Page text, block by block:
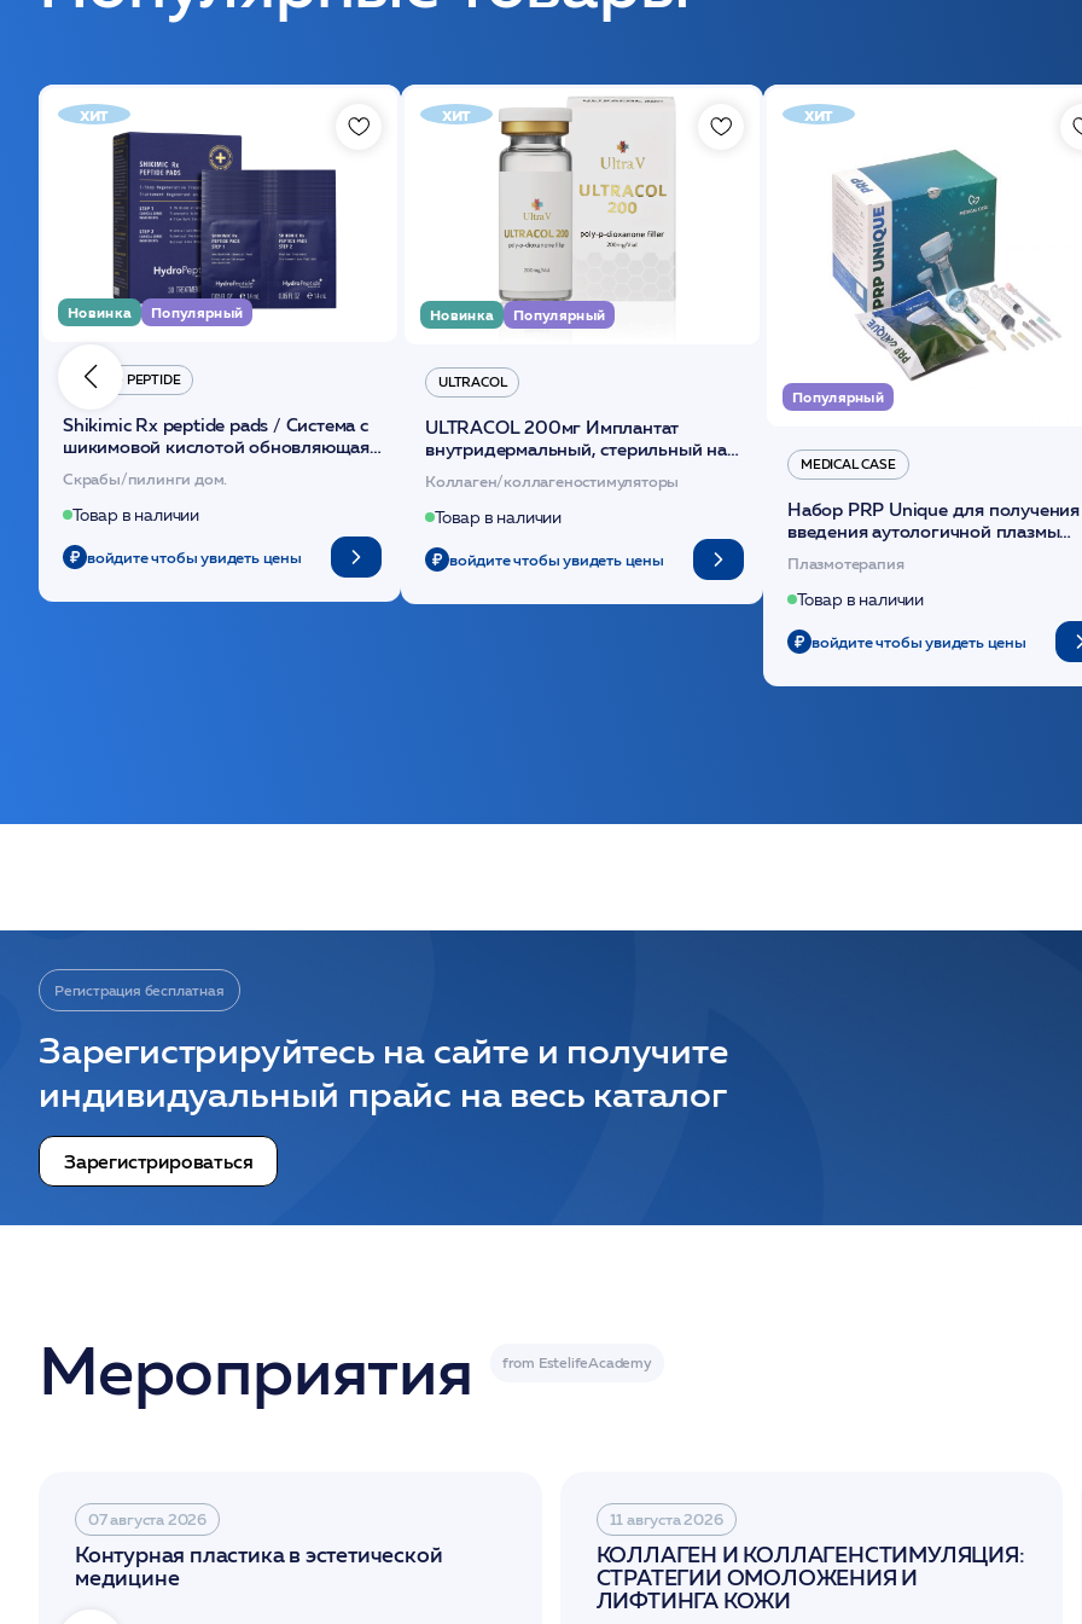
хит
Новинка Популярный
HYDRO PEPTIDE
Shikimic Rx peptide pads / Cистема с
шикимовой кислотой обновляющая
(30шт) /HP
Скрабы/пилинги дом.
Товар в наличии
войдите чтобы увидеть цены
хит
Новинка Популярный
ULTRACOL
ULTRACOL 200мг Имплантат
внутридермальный, стерильный на
основе полидиоксанона /ULTRACOL
Коллаген/коллагеностимуляторы
Товар в наличии
войдите чтобы увидеть цены
хит
Популярный
MEDICAL CASE
Набор PRP Unique для
введения аутологичной плазмы
(саше 1шт)/Medical Case
Плазмотерапия
Товар в наличии
войдите чтобы увидеть цены
Регистрация бесплатная
Зарегистрируйтесь на сайте и получите
индивидуальный прайс на весь каталог
Зарегистрироваться
Мероприятия
07 августа 2026
Контурная пластика в эстетической
медицине
11 августа 2026
КОЛЛАГЕН И КОЛЛАГЕНСТИМУЛЯЦИЯ:
СТРАТЕГИИ ОМОЛОЖЕНИЯ И
ЛИФТИНГА КОЖИ